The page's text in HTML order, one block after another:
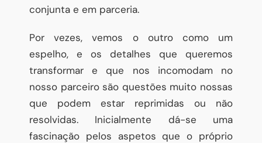
conjunta e em parceria.
Por vezes, vemos o outro como um
espelho, e os detalhes que queremos
transformar e que nos incomodam no
nosso parceiro são questões muito nossas
que podem estar reprimidas ou não
resolvidas. Inicialmente dá-se uma
fascinação pelos aspetos que o próprio